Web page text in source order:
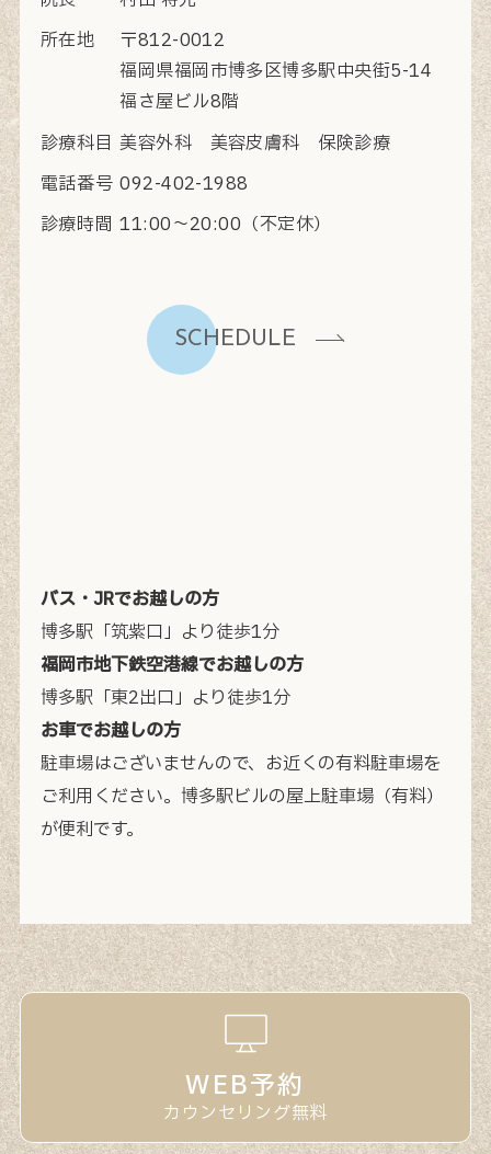
所在地
〒812-0012
福岡県福岡市博多区博多駅中央街5-14
福さ屋ビル8階
診療科目 美容外科 美容皮膚科 保険診療
電話番号 092-402-1988
診療時間 11:00〜20:00（不定休）
SCHEDULE
バス・JRでお越しの方
博多駅「筑紫口」より徒歩1分
福岡市地下鉄空港線でお越しの方
博多駅「東2出口」より徒歩1分
お車でお越しの方
駐車場はございませんので、お近くの有料駐車場を
ご利用ください。 博多駅ビルの屋上駐車場（有料）
が便利です。
WEB予約
カウンセリング無料